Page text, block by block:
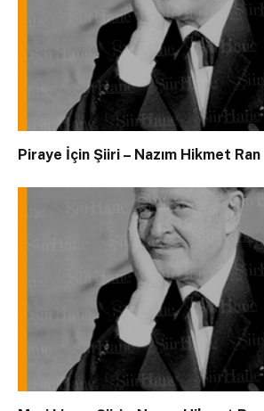
Piraye İçin Şiiri – Nazım Hikmet Ran